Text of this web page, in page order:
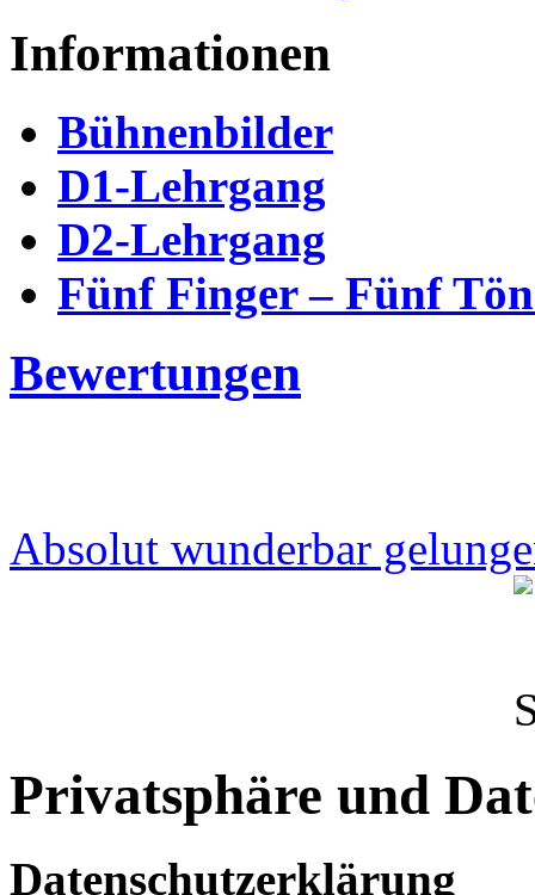
Informationen
Bühnenbilder
D1-Lehrgang
D2-Lehrgang
Fünf Finger – Fünf
Bewertungen
Absolut wunderbar
Privatsphäre und
Datenschutzerklärung